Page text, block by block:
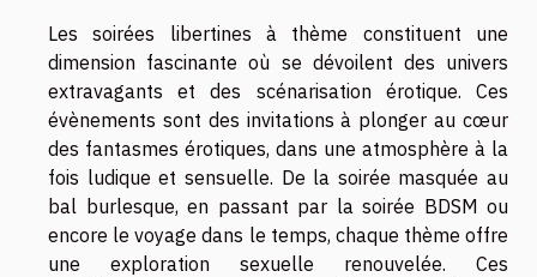
Les soirées libertines à thème constituent une
dimension fascinante où se dévoilent des univers
extravagants et des scénarisation érotique. Ces
évènements sont des invitations à plonger au cœur
des fantasmes érotiques, dans une atmosphère à la
fois ludique et sensuelle. De la soirée masquée au
bal burlesque, en passant par la soirée BDSM ou
encore le voyage dans le temps, chaque thème offre
une exploration sexuelle renouvelée. Ces